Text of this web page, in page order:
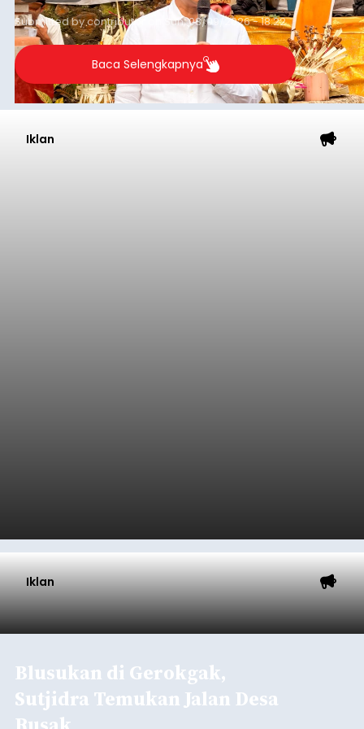
Rp350 miliar hingga Rp400 miliar per bulan.
Submitted bycontributor Sun, 08/09/2026 - 18:22
Baca Selengkapnya
Iklan
Iklan
Blusukan di Gerokgak,
Sutjidra Temukan Jalan Desa